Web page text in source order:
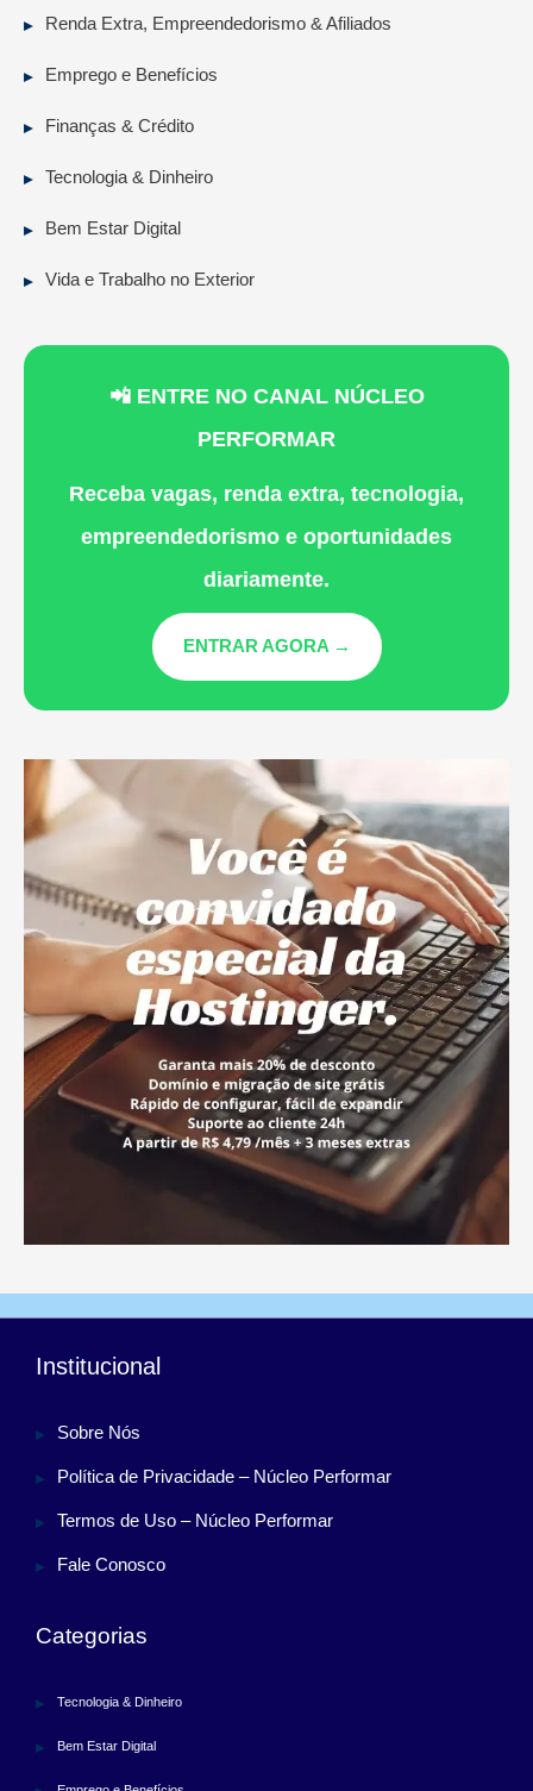
Renda Extra, Empreendedorismo & Afiliados
Emprego e Benefícios
Finanças & Crédito
Tecnologia & Dinheiro
Bem Estar Digital
Vida e Trabalho no Exterior
📲 ENTRE NO CANAL NÚCLEO
PERFORMAR
Receba vagas, renda extra, tecnologia,
empreendedorismo e oportunidades
diariamente.
ENTRAR AGORA →
Institucional
Sobre Nós
Política de Privacidade – Núcleo Performar
Termos de Uso – Núcleo Performar
Fale Conosco
Categorias
Tecnologia & Dinheiro
Bem Estar Digital